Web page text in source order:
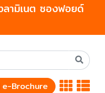
ามิเนต ซองฟอยด์
e-Brochure